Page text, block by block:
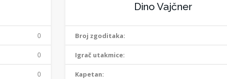
0
0
0
Dino Vajčner
Broj zgoditaka:
Igrač utakmice:
Kapetan: